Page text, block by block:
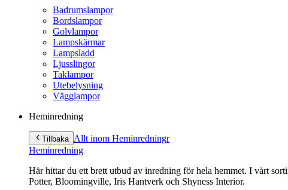
Badrumslampor
Bordslampor
Golvlampor
Lampskärmar
Lampsladd
Ljusslingor
Taklampor
Utebelysning
Vägglampor
Heminredning
Tillbaka Allt inom Heminredningr
Heminredning
Här hittar du ett brett utbud av inredning för hela hemmet. I vårt
Potter, Bloomingville, Iris Hantverk och Shyness Interior.